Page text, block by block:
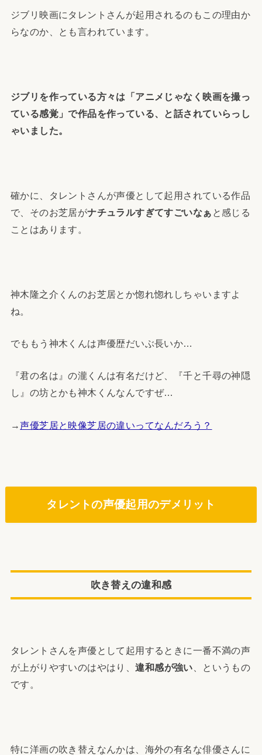
ジブリ映画にタレントさんが起用されるのもこの理由か
らなのか、とも言われています。
ジブリを作っている方々は「アニメじゃなく映画を撮っ
ている感覚」で作品を作っている、と話されていらっし
ゃいました。
確かに、タレントさんが声優として起用されている作品
で、そのお芝居がナチュラルすぎてすごいなぁ と感じる
ことはあります。
神木隆之介くんのお芝居とか惚れ惚れしちゃいますよ
ね。
でももう神木くんは声優歴だいぶ長いか…
『君の名は』の瀧くんは有名だけど、『千と千尋の神隠
し』の坊とかも神木くんなんですぜ…
→声優芝居と映像芝居の違いってなんだろう？
タレントの声優起用のデメリット
吹き替えの違和感
タレントさんを声優として起用するときに一番不満の声
が上がりやすいのはやはり、違和感が強い 、というもの
です。
特に洋画の吹き替えなんかは、海外の有名な俳優さんに